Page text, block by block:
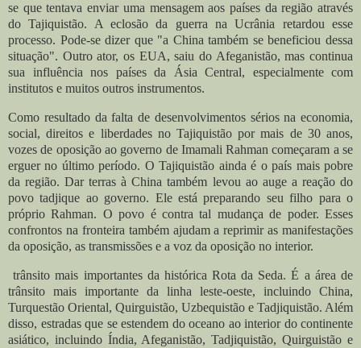
se que tentava enviar uma mensagem aos países da região através
do Tajiquistão. A eclosão da guerra na Ucrânia retardou esse
processo. Pode-se dizer que "a China também se beneficiou dessa
situação". Outro ator, os EUA, saiu do Afeganistão, mas continua
sua influência nos países da Ásia Central, especialmente com
institutos e muitos outros instrumentos.
Como resultado da falta de desenvolvimentos sérios na economia,
social, direitos e liberdades no Tajiquistão por mais de 30 anos,
vozes de oposição ao governo de Imamali Rahman começaram a se
erguer no último período. O Tajiquistão ainda é o país mais pobre
da região. Dar terras à China também levou ao auge a reação do
povo tadjique ao governo. Ele está preparando seu filho para o
próprio Rahman. O povo é contra tal mudança de poder. Esses
confrontos na fronteira também ajudam a reprimir as manifestações
da oposição, as transmissões e a voz da oposição no interior.
trânsito mais importantes da histórica Rota da Seda. É a área de
trânsito mais importante da linha leste-oeste, incluindo China,
Turquestão Oriental, Quirguistão, Uzbequistão e Tadjiquistão. Além
disso, estradas que se estendem do oceano ao interior do continente
asiático, incluindo Índia, Afeganistão, Tadjiquistão, Quirguistão e